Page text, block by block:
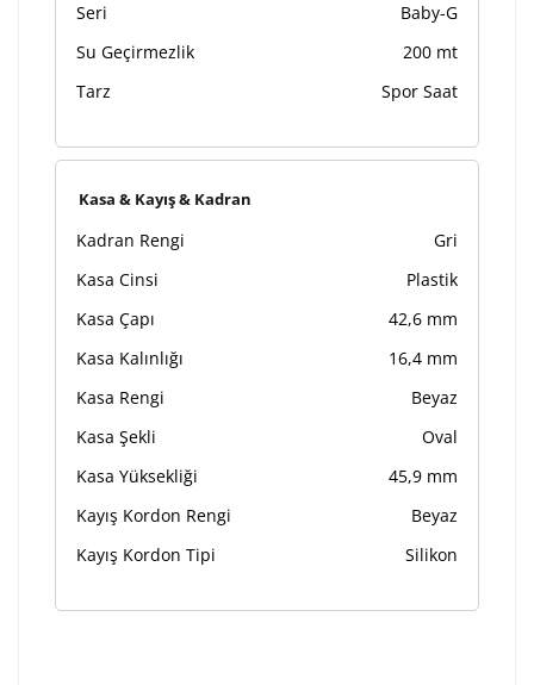
Seri
Baby-G
Su Geçirmezlik
200 mt
Tarz
Spor Saat
Kasa & Kayış & Kadran
Kadran Rengi
Gri
Kasa Cinsi
Plastik
Kasa Çapı
42,6 mm
Kasa Kalınlığı
16,4 mm
Kasa Rengi
Beyaz
Kasa Şekli
Oval
Kasa Yüksekliği
45,9 mm
Kayış Kordon Rengi
Beyaz
Kayış Kordon Tipi
Silikon